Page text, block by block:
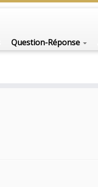
Question-Réponse